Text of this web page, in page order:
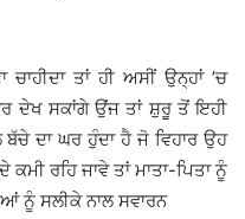
ਤਾਂ ਹੀ ਅਸੀਂ ਉਨ੍ਹਾਂ ’ਚ
ਦੇਖ ਸਕਾਂਗੇ ਉਂਜ ਤਾਂ ਸ਼ੁਰੂ ਤੋਂ ਇਹੀ
ਦਾ ਘਰ ਹੁੰਦਾ ਹੈ ਜੋ ਵਿਹਾਰ ਉਹ
ਰਹਿ ਜਾਵੇ ਤਾਂ ਮਾਤਾ-ਪਿਤਾ ਨੂੰ
ਨੂੰ ਸਲੀਕੇ ਨਾਲ ਸਵਾਰਨ